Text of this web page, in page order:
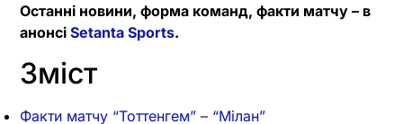
Останні новини, форма команд, факти матчу – в
анонсі Setanta Sports.
Зміст
Факти матчу “Тоттенгем” – “Мілан”